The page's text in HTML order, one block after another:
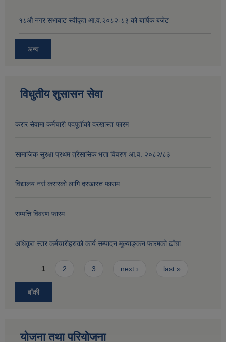
१८‍औ नगर सभाबाट स्वीकृत आ.व.२०८२-८३ को बार्षिक बजेट
अन्य
विधुतीय शुसासन सेवा
करार सेवामा कर्मचारी पदपूर्तीको दरखास्त फारम
सामाजिक सुरक्षा प्रथम त्रैसासिक भत्ता विवरण आ.व. २०८२/८३
विद्यालय नर्स करारको लागि दरखास्त फाराम
सम्पत्ति विवरण फारम
अधिकृत स्तर कर्मचारीहरुको कार्य सम्पादन मूल्याङ्कन फारमको ढाँचा
Pages
1 2 3 next › last »
बाँकी
योजना तथा परियोजना